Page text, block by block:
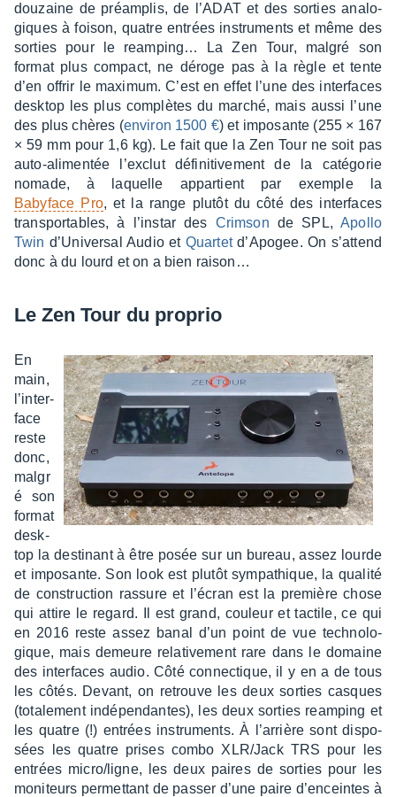
douzaine de préam­plis, de l’ADAT et des sorties analo­
giques à foison, quatre entrées instru­ments et même des
sorties pour le ream­ping… La Zen Tour, malgré son
format plus compact, ne déroge pas à la règle et tente
d’en offrir le maxi­mum. C’est en effet l’une des inter­faces
desk­top les plus complètes du marché, mais aussi l’une
des plus chères (envi­ron 1500 €) et impo­sante (255 × 167
× 59 mm pour 1,6 kg). Le fait que la Zen Tour ne soit pas
auto-alimen­tée l’ex­clut défi­ni­ti­ve­ment de la caté­go­rie
nomade, à laquelle appar­tient par exemple la
Baby­face Pro, et la range plutôt du côté des inter­faces
trans­por­tables, à l’ins­tar des Crim­son de SPL,Apollo
Twin d’Uni­ver­sal Audio et Quar­tetd’Apo­gee. On s’at­tend
donc à du lourd et on a bien raison…
Le Zen Tour du proprio
En
main,
l’in­ter­
face
reste
donc,
malgr
é son
format
desk­
top la desti­nant à être posée sur un bureau, assez lourde
et impo­sante. Son look est plutôt sympa­thique, la qualité
de construc­tion rassure et l’écran est la première chose
qui attire le regard. Il est grand, couleur et tactile, ce qui
en 2016 reste assez banal d’un point de vue tech­no­lo­
gique, mais demeure rela­ti­ve­ment rare dans le domaine
des inter­faces audio. Côté connec­tique, il y en a de tous
les côtés. Devant, on retrouve les deux sorties casques
(tota­le­ment indé­pen­dantes), les deux sorties ream­ping et
les quatre (!) entrées instru­ments. À l’ar­rière sont dispo­
sées les quatre prises combo XLR/Jack TRS pour les
entrées micro/ligne, les deux paires de sorties pour les
moni­teurs permet­tant de passer d’une paire d’en­ceintes à